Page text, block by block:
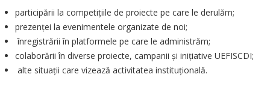
participării la competiţiile de proiecte pe care le derulăm;
prezenţei la evenimentele organizate de noi;
înregistrării în platformele pe care le administrăm;
colaborării în diverse proiecte, campanii şi iniţiative UEFISCDI;
alte situaţii care vizează activitatea instituţională.